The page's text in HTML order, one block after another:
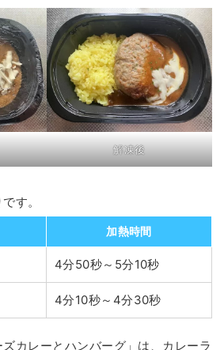
解凍後
す。
加熱時間
4分50秒～5分10秒
4分10秒～4分30秒
ズカレーとハンバーグ」は、カレーラ